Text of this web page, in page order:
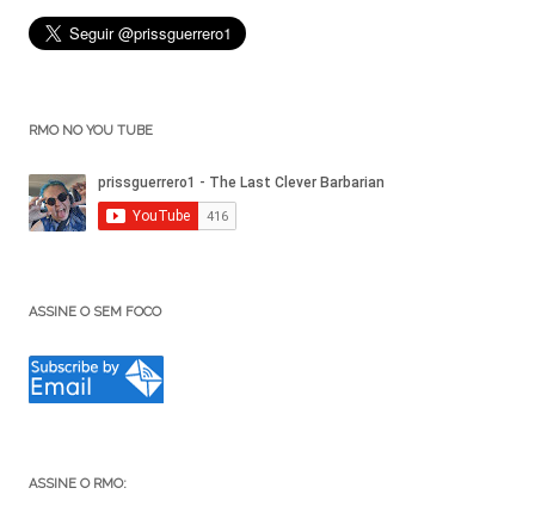
RMO NO YOU TUBE
ASSINE O SEM FOCO
ASSINE O RMO: